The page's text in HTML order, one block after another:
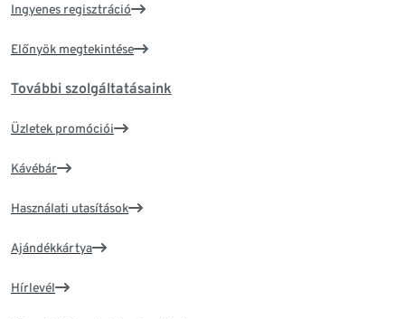
Ingyenes regisztráció
Előnyök megtekintése
További szolgáltatásaink
Üzletek promóciói
Kávébár
Használati utasítások
Ajándékkártya
Hírlevél